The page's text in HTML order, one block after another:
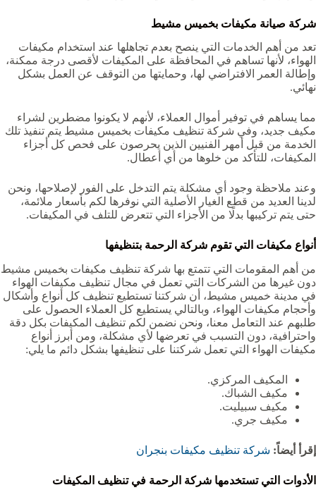
شركة صيانة مكيفات بخميس مشيط
تعد من أهم الخدمات التي ينصح بعدم تجاهلها عند استخدام مكيفات
الهواء، لأنها تساهم في المحافظة على المكيفات لأقصى درجة ممكنة،
وإطالة العمر الافتراضي لها، وحمايتها من التوقف عن العمل بشكل
نهائي.
مما يساهم في توفير أموال العملاء، لأنهم لا يكونوا مضطرين لشراء
مكيف جديد، وفي شركة تنظيف مكيفات بخميس مشيط يتم تنفيذ تلك
الخدمة من قبل أمهر الفنيين الذين يحرصون على فحص كل أجزاء
المكيفات، للتأكد من خلوها من أي أعطال.
وعند ملاحظة وجود أي مشكلة يتم التدخل على الفور لإصلاحها، ونحن
لدينا العديد من قطع الغيار الأصلية التي نوفرها لكم بأسعار ملائمة،
حتى يتم تركيبها بدلًا من الأجزاء التي تتعرض للتلف في المكيفات.
أنواع مكيفات التي تقوم شركة الرحمة بتنظيفها
من أهم المقومات التي تتمتع بها شركة تنظيف مكيفات بخميس مشيط
دون غيرها من الشركات التي تعمل في مجال تنظيف مكيفات الهواء
في مدينة خميس مشيط، أن شركتنا تستطيع تنظيف كل أنواع وأشكال
وأحجام مكيفات الهواء، وبالتالي يستطيع كل العملاء الحصول على
طلبهم عند التعامل معنا، ونحن نضمن لكم تنظيف المكيفات بكل دقة
واحترافية، دون التسبب في تعرضها لأي مشكلة، ومن أبرز أنواع
مكيفات الهواء التي تعمل شركتنا على تنظيفها بشكل دائم ما يلي:
المكيف المركزي.
مكيف الشباك.
مكيف سبيليت.
مكيف جري.
إقرأ أيضاً: شركة تنظيف مكيفات بنجران
الأدوات التي تستخدمها شركة الرحمة في تنظيف المكيفات